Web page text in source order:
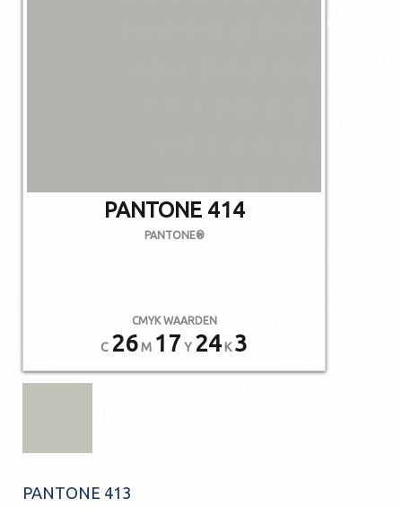
PANTONE 414
PANTONE®
CMYK WAARDEN
C 26M 17 Y 24 K3
PANTONE 413